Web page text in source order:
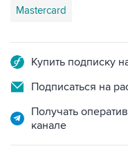
Mastercard
Купить подписку
Подписаться на
Получать
канале